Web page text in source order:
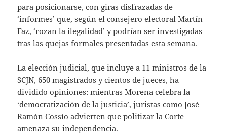
para posicionarse, con giras disfrazadas de
‘informes’ que, según el consejero electoral Martín
Faz, ‘rozan la ilegalidad’ y podrían ser investigadas
tras las quejas formales presentadas esta semana.
La elección judicial, que incluye a 11 ministros de la
SCJN, 650 magistrados y cientos de jueces, ha
dividido opiniones: mientras Morena celebra la
‘democratización de la justicia’, juristas como José
Ramón Cossío advierten que politizar la Corte
amenaza su independencia.